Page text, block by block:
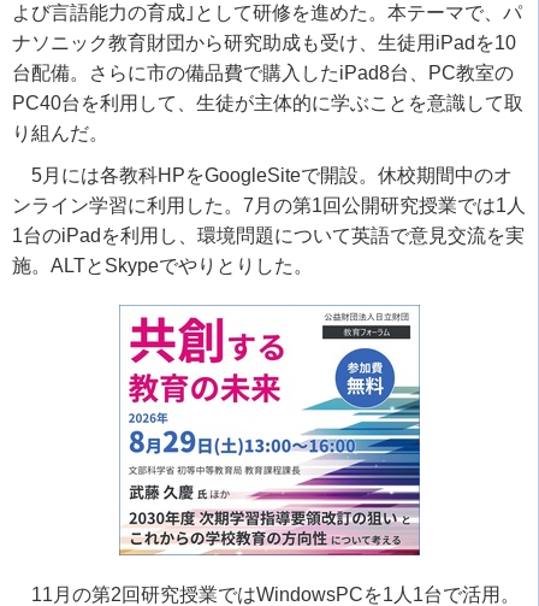
よび言語能力の育成｣として研修を進めた。本テーマで、パ
ナソニック教育財団から研究助成も受け、生徒用 iPad を10
台配備。さらに市の備品費で購入したiPad8台、 PC教室の
PC40台を利用して、生徒が主体的に学ぶことを意識して取
り組んだ。
5月には各教科HPをGoogleSiteで開設。休校期間中のオ
ンライン学習に利用した。 7 月の第1回公開研究授業では1 人
1台のiPad を利用し、環境問題について英語で意見交流を実
施。 ALTと Skypeでやりとりした。
11 月の第2回研究授業ではWindowsPCを1 人 1台で活用。